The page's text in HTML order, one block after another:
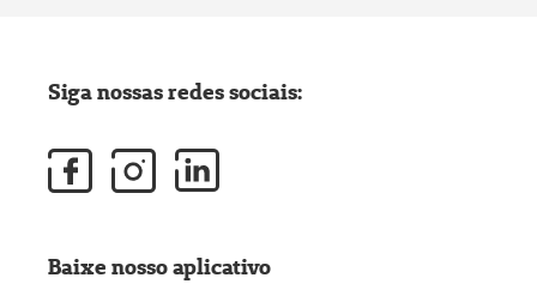
Siga nossas redes sociais:
Baixe nosso aplicativo